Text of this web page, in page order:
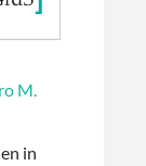
M.
in